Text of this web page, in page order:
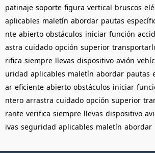
patinaje soporte figura vertical bruscos
aplicables maletín abordar pautas
nte abierto obstáculos iniciar función
astra cuidado opción superior
rifica siempre llevas dispositivo avión
uridad aplicables maletín abordar pautas
ar eficiente abierto obstáculos iniciar
ntero arrastra cuidado opción superior
rante verifica siempre llevas dispositivo
ivas seguridad aplicables maletín abordar